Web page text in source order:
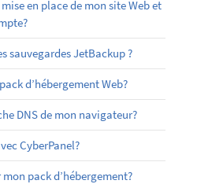
en place de mon site Web et
sauvegardes JetBackup ?
d’hébergement Web?
DNS de mon navigateur?
CyberPanel?
pack d’hébergement?